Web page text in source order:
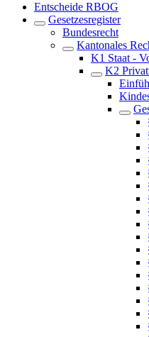
Entscheide RBOG
Gesetzesregister
Bundesrecht
Kantonales
K1 Staat -
K2